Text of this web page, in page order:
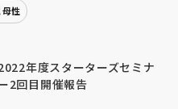
性
年度スターターズセミナ
2回目開催報告